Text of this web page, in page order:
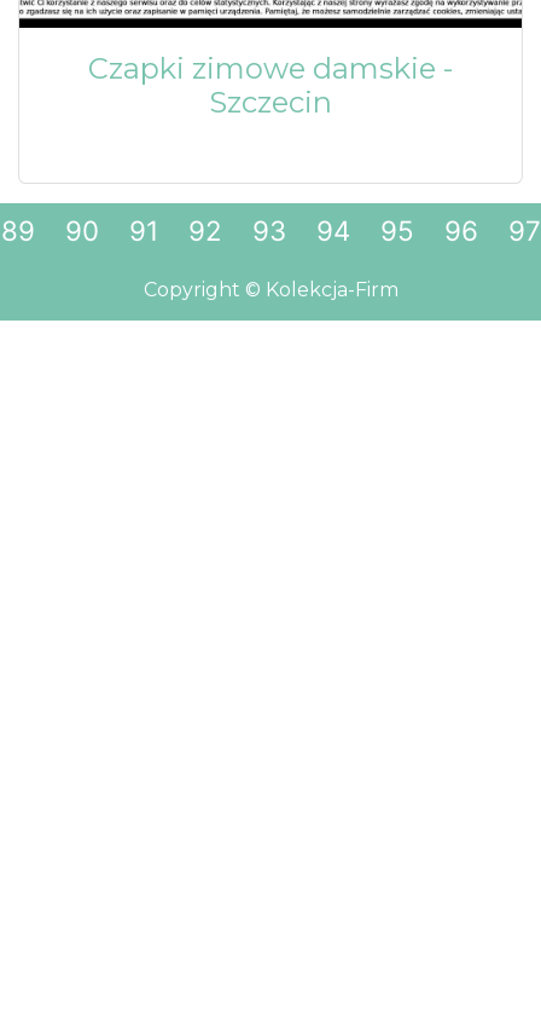
Czapki zimowe damskie -
Szczecin
89 90 91 92 93 94 95 96 97
Copyright © Kolekcja-Firm